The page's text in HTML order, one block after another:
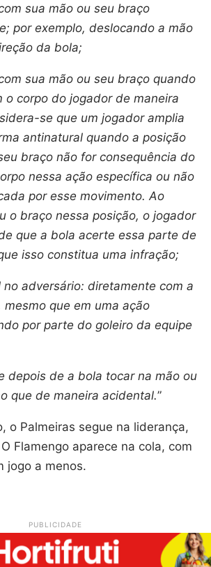
sua mão ou seu braço
por exemplo, deslocando a mão
da bola;
sua mão ou seu braço quando
o corpo do jogador de maneira
se que um jogador amplia
antinatural quando a posição
braço não for consequência do
nessa ação específica ou não
por esse movimento. Ao
o braço nessa posição, o jogador
que a bola acerte essa parte de
isso constitua uma infração;
no adversário: diretamente com a
mesmo que em uma ação
por parte do goleiro da equipe
depois de a bola tocar na mão ou
que de maneira acidental.”
o Palmeiras segue na liderança,
Flamengo aparece na cola, com
jogo a menos.
PUBLICIDADE